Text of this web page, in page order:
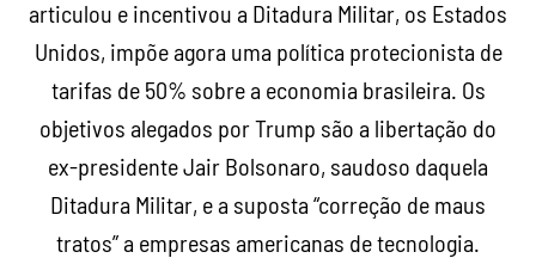
articulou e incentivou a Ditadura Militar, os Estados
Unidos, impõe agora uma política protecionista de
tarifas de 50% sobre a economia brasileira. Os
objetivos alegados por Trump são a libertação do
ex-presidente Jair Bolsonaro, saudoso daquela
Ditadura Militar, e a suposta “correção de maus
tratos” a empresas americanas de tecnologia.